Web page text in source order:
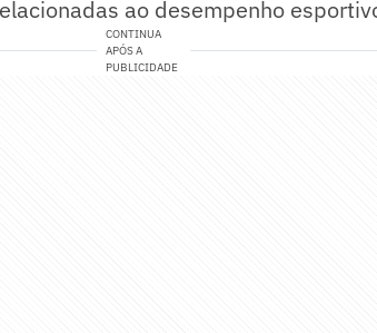
ao desempenho
CONTINUA
APÓS A
PUBLICIDADE